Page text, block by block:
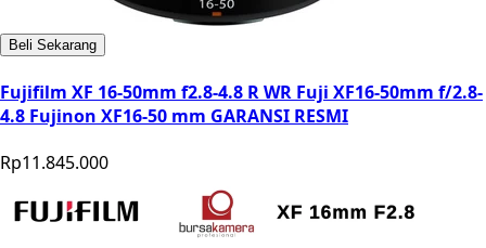
Beli Sekarang
Fujifilm XF 16-50mm f2.8-4.8 R WR Fuji XF16-50mm f/2.8-
4.8 Fujinon XF16-50 mm GARANSI RESMI
Rp11.845.000